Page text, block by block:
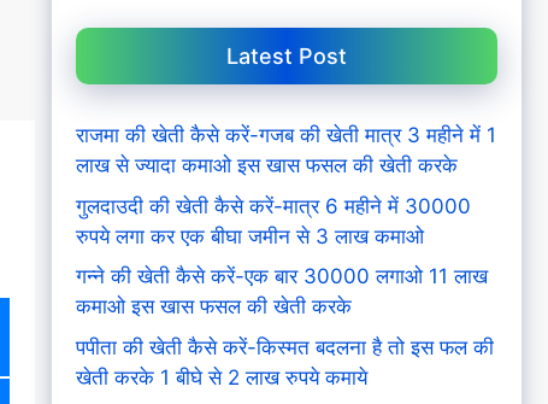
Latest Post
राजमा की खेती कैसे करें-गजब की खेती मात्र 3 महीने में 1
लाख से ज्यादा कमाओ इस खास फसल की खेती करके
गुलदाउदी की खेती कैसे करें-मात्र 6 महीने में 30000
रुपये लगा कर एक बीघा जमीन से 3 लाख कमाओ
गन्ने की खेती कैसे करें-एक बार 30000 लगाओ 11 लाख
कमाओ इस खास फसल की खेती करके
पपीता की खेती कैसे करें-किस्मत बदलना है तो इस फल की
खेती करके 1 बीघे से 2 लाख रुपये कमाये